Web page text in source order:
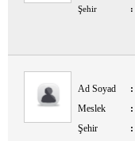
Şehir :
Ad Soyad :
Meslek :
Şehir :